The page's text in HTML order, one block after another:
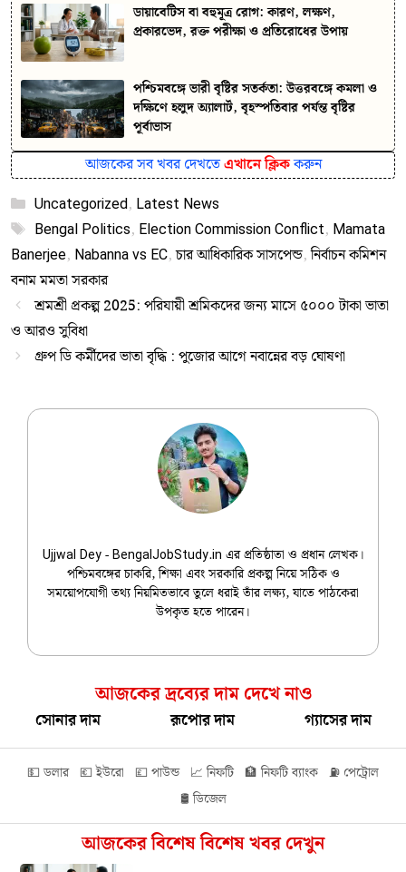
ডায়াবেটিস বা বহুমূত্র রোগ: কারণ, লক্ষণ,
প্রকারভেদ, রক্ত পরীক্ষা ও প্রতিরোধের উপায়
পশ্চিমবঙ্গে ভারী বৃষ্টির সতর্কতা: উত্তরবঙ্গে কমলা ও
দক্ষিণে হলুদ অ্যালার্ট, বৃহস্পতিবার পর্যন্ত বৃষ্টির
পূর্বাভাস
আজকের সব খবর দেখতেএখানে ক্লিককরুন
Categories
Uncategorized, Latest News
Tags
Bengal Politics, Election Commission Conflict, Mamata
Banerjee, Nabanna vs EC,চার আধিকারিক সাসপেন্ড,নির্বাচন কমিশন
বনাম মমতা সরকার
শ্রমশ্রী প্রকল্প 2025: পরিযায়ী শ্রমিকদের জন্য মাসে ৫০০০ টাকা ভাতা
ও আরও সুবিধা
গ্রুপ ডি কর্মীদের ভাতা বৃদ্ধি : পুজোর আগে নবান্নের বড় ঘোষণা
Ujjwal Dey - BengalJobStudy.in এর প্রতিষ্ঠাতা ও প্রধান লেখক।
পশ্চিমবঙ্গের চাকরি, শিক্ষা এবং সরকারি প্রকল্প নিয়ে সঠিক ও
সময়োপযোগী তথ্য নিয়মিতভাবে তুলে ধরাই তাঁর লক্ষ্য, যাতে পাঠকেরা
উপকৃত হতে পারেন।
আজকের দ্রব্যের দাম দেখে নাও
সোনার দাম রূপোর দাম গ্যাসের দাম
💵 ডলার 💶 ইউরো 💷 পাউন্ড 📈 নিফটি 🏦 নিফটি ব্যাংক ⛽ পেট্রোল
🛢️ ডিজেল
আজকের বিশেষ বিশেষ খবর দেখুন